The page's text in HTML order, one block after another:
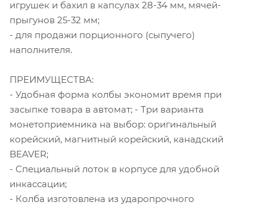
игрушек и бахил в капсулах 28-34 мм, мячей-
прыгунов 25-32 мм;
- для продажи порционного (сыпучего)
наполнителя.
ПРЕИМУЩЕСТВА:
- Удобная форма колбы экономит время при
засыпке товара в автомат; - Три варианта
монетоприемника на выбор: оригинальный
корейский, магнитный корейский, канадский
BEAVER;
- Специальный лоток в корпусе для удобной
инкассации;
- Колба изготовлена из ударопрочного